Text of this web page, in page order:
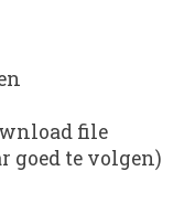
file
goed te volgen)